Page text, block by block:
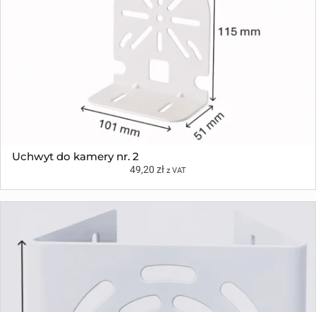
Uchwyt do kamery nr. 2
49,20 zł z VAT